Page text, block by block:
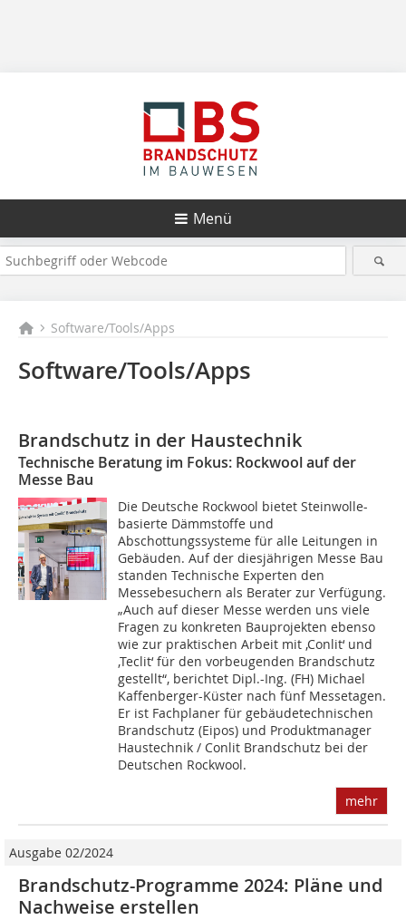
Menü
Software/Tools/Apps
Software/Tools/Apps
Brandschutz in der Haustechnik
Technische Beratung im Fokus: Rockwool auf der
Messe Bau
Die Deutsche Rockwool bietet Steinwolle-
basierte Dämmstoffe und
Abschottungssysteme für alle Leitungen in
Gebäuden. Auf der diesjährigen Messe Bau
standen Technische Experten den
Messebesuchern als Berater zur Verfügung.
„Auch auf dieser Messe werden uns viele
Fragen zu konkreten Bauprojekten ebenso
wie zur praktischen Arbeit mit ‚Conlit‘ und
‚Teclit‘ für den vorbeugenden Brandschutz
gestellt“, berichtet Dipl.-Ing. (FH) Michael
Kaffenberger-Küster nach fünf Messetagen.
Er ist Fachplaner für gebäudetechnischen
Brandschutz (Eipos) und Produktmanager
Haustechnik / Conlit Brandschutz bei der
Deutschen Rockwool.
mehr
Ausgabe 02/2024
Brandschutz-Programme 2024: Pläne und
Nachweise erstellen